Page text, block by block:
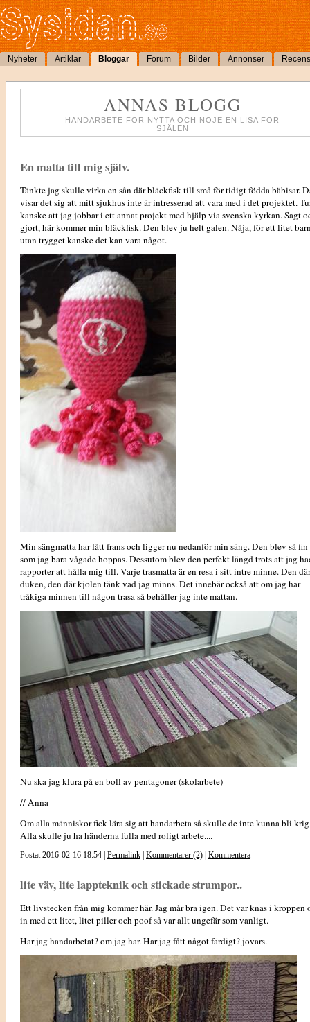
Nyheter Artiklar Bloggar Forum Bilder Annonser
ANNAS BLOGG
HANDARBETE FÖR NYTTA OCH NÖJE EN LISA FÖR
SJÄLEN
En matta till mig själv.
Tänkte jag skulle virka en sån där bläckfisk till små för tidigt födda bäbisar.
visar det sig att mitt sjukhus inte är intresserad att vara med i det projektet.
kanske att jag jobbar i ett annat projekt med hjälp via svenska kyrkan. Sagt
gjort, här kommer min bläckfisk. Den blev ju helt galen. Nåja, för ett litet
utan trygget kanske det kan vara något.
Min sängmatta har fått frans och ligger nu nedanför min säng. Den blev så fin
som jag bara vågade hoppas. Dessutom blev den perfekt längd trots att jag
rapporter att hålla mig till. Varje trasmatta är en resa i sitt intre minne. Den där
duken, den där kjolen tänk vad jag minns. Det innebär också att om jag har
tråkiga minnen till någon trasa så behåller jag inte mattan.
Nu ska jag klura på en boll av pentagoner (skolarbete)
// Anna
Om alla människor fick lära sig att handarbeta så skulle de inte kunna bli
Alla skulle ju ha händerna fulla med roligt arbete....
Postat 2016-02-16 18:54 | Permalink Kommentarer (2) Kommentera
lite väv, lite lappteknik och stickade strumpor..
Ett livstecken från mig kommer här. Jag mår bra igen. Det var knas i kroppen
in med ett litet, litet piller och poof så var allt ungefär som vanligt.
Har jag handarbetat? om jag har. Har jag fått något färdigt? jovars.